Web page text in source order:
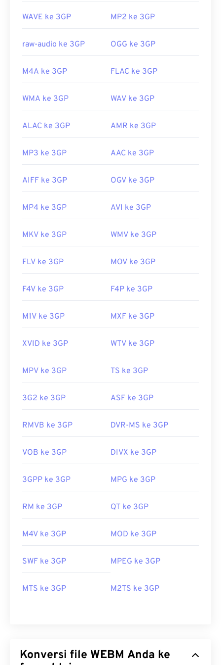
di luar ponsel, konversikanberkas ke MP4.
ke-3 (3GPP)
Rilis awal: 1997
https://en.wikipedia.org/wiki/3GP_dan_3G2
WAVE ke 3GP MP2 ke 3GP
raw-audio ke 3GP OGG ke 3GP
M4A ke 3GP FLAC ke 3GP
WMA ke 3GP WAV ke 3GP
ALAC ke 3GP AMR ke 3GP
MP3 ke 3GP AAC ke 3GP
AIFF ke 3GP OGV ke 3GP
MP4 ke 3GP AVI ke 3GP
MKV ke 3GP WMV ke 3GP
FLV ke 3GP MOV ke 3GP
F4V ke 3GP F4P ke 3GP
M1V ke 3GP MXF ke 3GP
XVID ke 3GP WTV ke 3GP
MPV ke 3GP TS ke 3GP
3G2 ke 3GP ASF ke 3GP
RMVB ke 3GP DVR-MS ke 3GP
VOB ke 3GP DIVX ke 3GP
3GPP ke 3GP MPG ke 3GP
RM ke 3GP QT ke 3GP
M4V ke 3GP MOD ke 3GP
SWF ke 3GP MPEG ke 3GP
MTS ke 3GP M2TS ke 3GP
Konversi file WEBM Anda ke